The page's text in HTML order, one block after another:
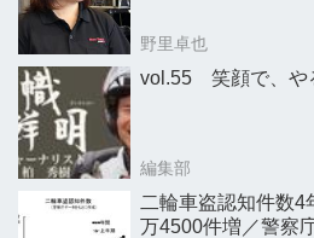
野里卓也
vol.55 笑顔で、や
編集部
二輪車盗認知件数4
万4500件増／警察